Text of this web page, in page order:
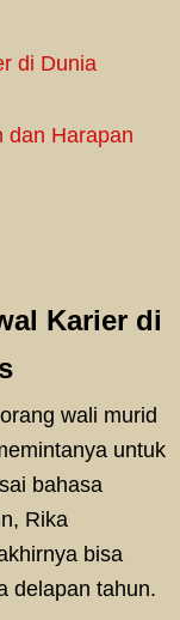
di Dunia
dan Harapan
Karier di
wali murid
untuk
bahasa
Rika
bisa
delapan tahun.